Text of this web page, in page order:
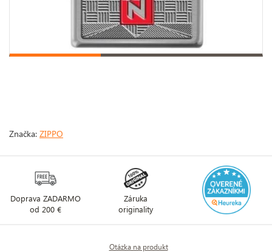
Značka: ZIPPO
Doprava ZADARMO
od 200 €
Záruka
originality
Otázka na produkt